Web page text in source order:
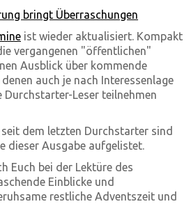
bringt Überraschungen
ist wieder aktualisiert. Kompakt
vergangenen "öffentlichen"
Ausblick über kommende
auch je nach Interessen­lage
Durchstarter-Leser teilnehmen
seit dem letzten Durchstarter sind
dieser Ausgabe aufgelistet.
Euch bei der Lektüre des
Einblicke und
restliche Adventszeit und